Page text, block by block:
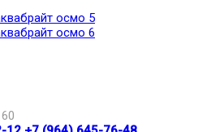
осмо 5
осмо 6